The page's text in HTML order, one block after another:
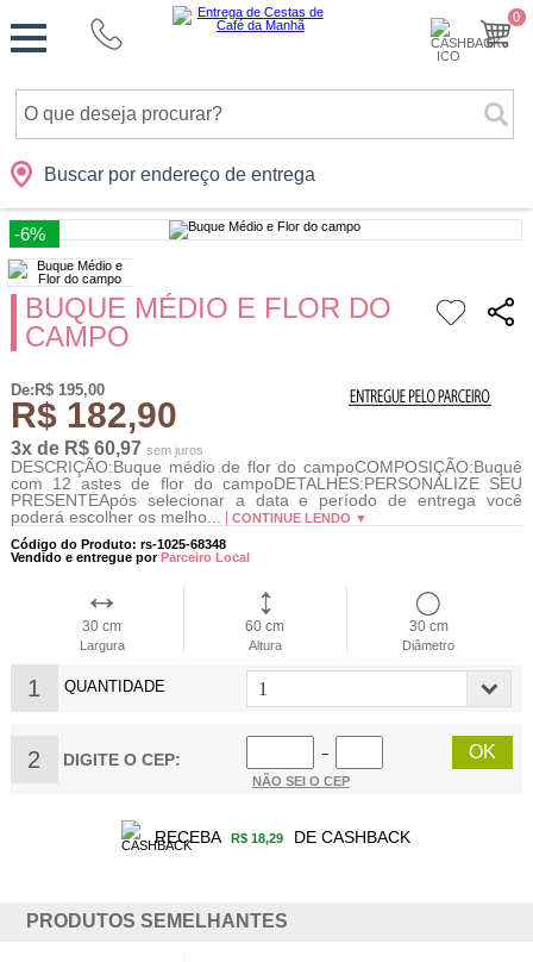
0
Buscar por endereço de entrega
Cidades Presentes Datas Shopping
Monte
sua
Cesta
-6%
BUQUE MÉDIO E FLOR DO
CAMPO
De:R$ 195,00
R$ 182,90
3x de R$ 60,97 sem juros
DESCRIÇÃO:Buque médio de flor do campoCOMPOSIÇÃO:Buquê
com 12 astes de flor do campoDETALHES:PERSONALIZE SEU
PRESENTEApós selecionar a data e período de entrega você
poderá escolher os melho...
CONTINUE LENDO ▼
Código do Produto: rs-1025-68348
Vendido e entregue porParceiro Local
30 cm
Largura
60 cm
Altura
30 cm
Diâmetro
1 QUANTIDADE
2 DIGITE O CEP:
−
NÃO SEI O CEP
RECEBA R$ 18,29 DE CASHBACK
PRODUTOS SEMELHANTES